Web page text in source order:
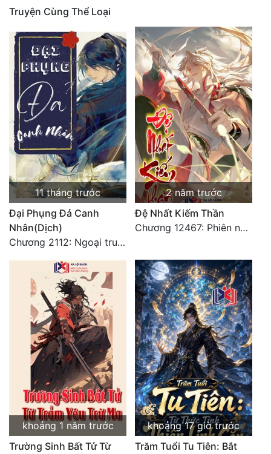
Truyện Cùng Thể Loại
11 tháng trước
Đại Phụng Đả Canh
Nhân(Dịch)
Chương 2112: Ngoại truyện 3 - Tiệc mừng công
2 năm trước
Đệ Nhất Kiếm Thần
Chương 12467: Phiên ngoại 20: Sinh nhật vui vẻ - Hoàn
khoảng 1 năm trước
Trường Sinh Bất Tử Từ
khoảng 17 giờ trước
Trăm Tuổi Tu Tiên: Bắt